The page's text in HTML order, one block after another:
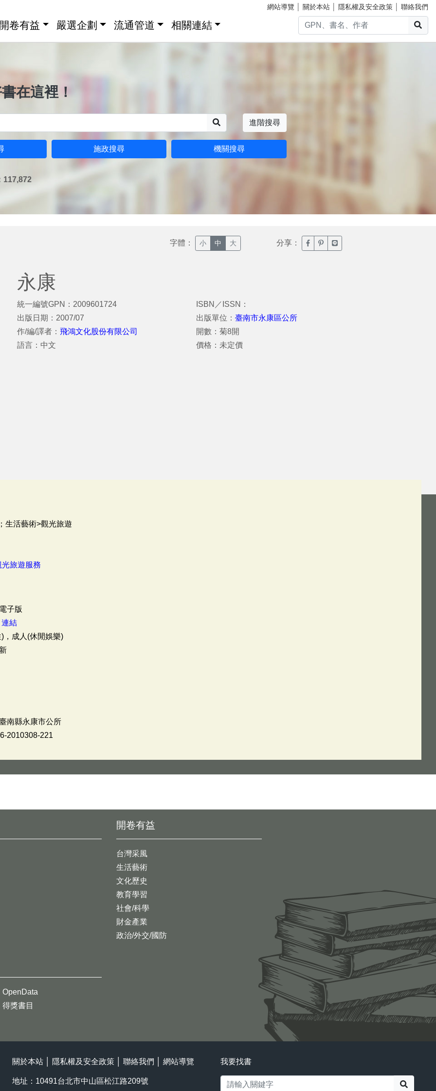
網站導覽 關於本站 隱私權及安全政策 聯絡我們
卷有益 嚴選企劃 流通管道 相關連結
在這裡！
進階搜尋
施政搜尋 機關搜尋
117,872
字體： 小 中 大 分享： 臉書分享(另開新視窗)
噗浪分享(另開新視窗)
Line分享(另開新視窗)
永康
統一編號GPN：2009601724
出版日期：2007/07
作/編/譯者： 飛鴻文化股份有限公司
語言：中文
ISBN／ISSN：
出版單位：臺南市永康區公所
開數：菊8開
價格：未定價
生活藝術>觀光旅遊
旅遊服務
子版
連結
，成人(休閒娛樂)
南縣永康市公所
2010308-221
開卷有益
台灣采風
生活藝術
文化歷史
教育學習
社會/科學
財金產業
政治/外交/國防
OpenData
得獎書目
關於本站 隱私權及安全政策 聯絡我們 網站導覽
地址：10491台北市中山區松江路209號
我要找書